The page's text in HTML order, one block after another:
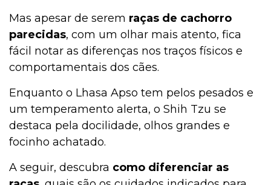
Mas apesar de serem raças de cachorro
parecidas, com um olhar mais atento, fica
fácil notar as diferenças nos traços físicos e
comportamentais dos cães.
Enquanto o Lhasa Apso tem pelos pesados e
um temperamento alerta, o Shih Tzu se
destaca pela docilidade, olhos grandes e
focinho achatado.
A seguir, descubra como diferenciar as